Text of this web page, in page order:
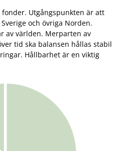
Utgångspunkten är att
och övriga Norden.
av världen. Merparten av
tid ska balansen hållas stabil
Hållbarhet är en viktig